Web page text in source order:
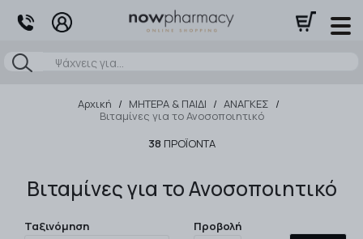
Αναζήτηση
Αρχική / ΜΗΤΕΡΑ & ΠΑΙΔΙ / ΑΝΑΓΚΕΣ /
Βιταμίνες για το Ανοσοποιητικό
38 ΠΡΟΪΌΝΤΑ
Βιταμίνες για το Ανοσοποιητικό
Ταξινόμηση
Προβολή